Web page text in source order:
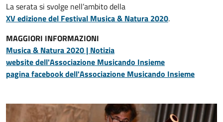
La serata si svolge nell’ambito della
XV edizione del Festival Musica & Natura 2020.
MAGGIORI INFORMAZIONI
Musica & Natura 2020 | Notizia
website dell'Associazione Musicando Insieme
pagina facebook dell'Associazione Musicando Insieme